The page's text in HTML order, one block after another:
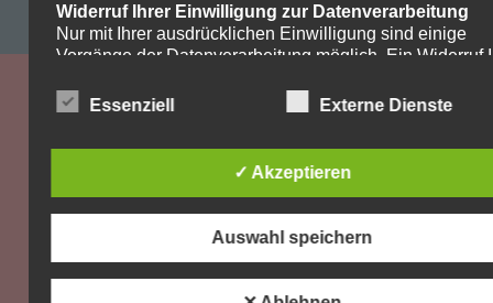
WordPress-Theme: Dynamic News von ThemeZee.
Widerruf Ihrer Einwilligung zur Datenverarbeitung
Nur mit Ihrer ausdrücklichen Einwilligung sind einige
Vorgänge der Datenverarbeitung möglich. Ein Widerruf
Widerruf genügt eine formlose Mitteilung per E-Mail. Die
Recht auf Beschwerde bei der zuständigen
Aufsichtsbehörde
Als Betroffener steht Ihnen im Falle eines
der zuständigen Aufsichtsbehörde zu. Zuständige
Aufsichtsbehörde bezüglich datenschutzrechtlicher
Essenziell Externe Dienste
✓ Akzeptieren
Auswahl speichern